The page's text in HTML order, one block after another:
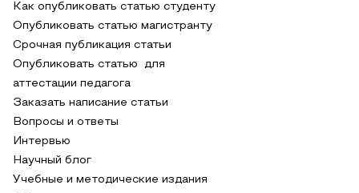
Как опубликовать статью студенту
Опубликовать статью магистранту
Срочная публикация статьи
Опубликовать статью для
аттестации педагога
Заказать написание статьи
Вопросы и ответы
Интервью
Научный блог
Учебные и методические издания